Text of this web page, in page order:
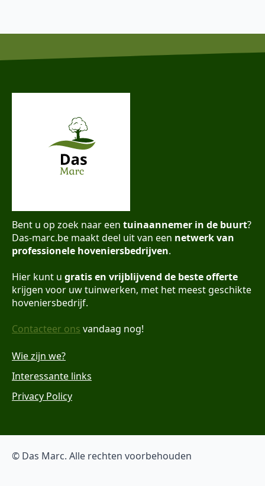
Bent u op zoek naar een tuinaannemer in de buurt?
Das-marc.be maakt deel uit van een netwerk van
professionele hoveniersbedrijven.
Hier kunt u gratis en vrijblijvend de beste offerte
krijgen voor uw tuinwerken, met het meest geschikte
hoveniersbedrijf.
Contacteer ons vandaag nog!
Wie zijn we?
Interessante links
Privacy Policy
© Das Marc. Alle rechten voorbehouden